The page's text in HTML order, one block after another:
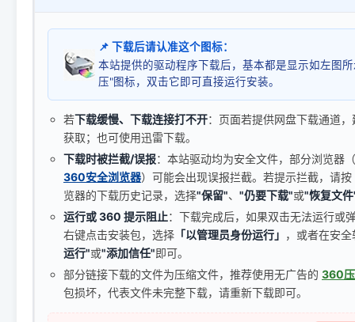
📌 下载后请认准这个图标：
本站提供的驱动程序下载后，基本都是显示如左图
压"图标，双击它即可直接运行安装。
若下载缓慢、下载连接打不开：页面若提供网盘下载通道
获取；也可使用迅雷下载。
下载时被拦截/误报：本站驱动均为安全文件，部分浏览器
360安全浏览器）可能会出现误报拦截。若提示拦截，请按
览器的下载历史记录，选择"保留"、 "仍要下载"或"恢复文
运行或 360 提示阻止：下载完成后，如果双击无法运行或
右键点击安装包，选择 「以管理员身份运行」 ，或者在安
运行"或"添加信任"即可。
部分链接下载的文件为压缩文件，推荐使用无广告的 360
包损坏，代表文件未完整下载，请重新下载即可。